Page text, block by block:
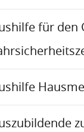
für den